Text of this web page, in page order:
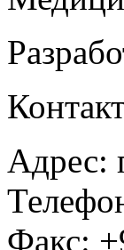
Адрес:
Факс: